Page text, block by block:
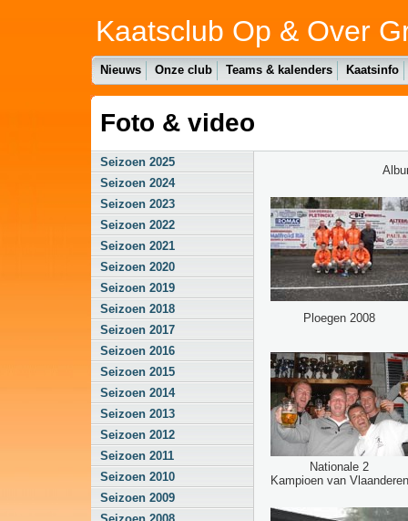
Kaatsclub Op & Over
Nieuws Onze club Teams & kalenders Kaatsinfo
Foto & video
Seizoen 2025
Seizoen 2024
Seizoen 2023
Seizoen 2022
Seizoen 2021
Seizoen 2020
Seizoen 2019
Seizoen 2018
Seizoen 2017
Seizoen 2016
Seizoen 2015
Seizoen 2014
Seizoen 2013
Seizoen 2012
Seizoen 2011
Seizoen 2010
Seizoen 2009
Ploegen 2008
Nationale 2
Kampioen van Vlaanderen